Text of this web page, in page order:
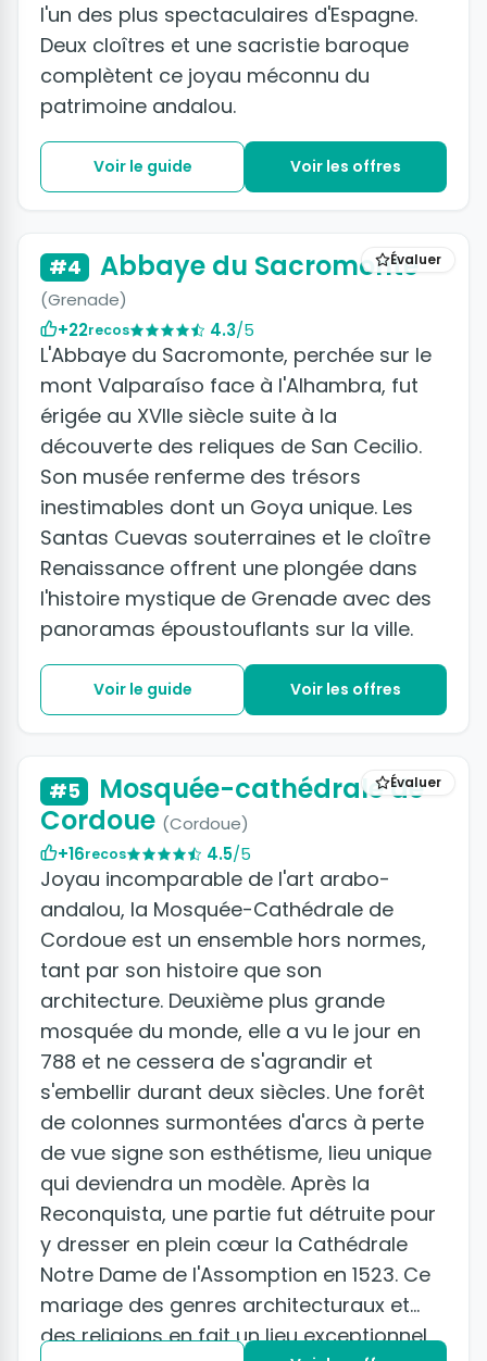
l'un des plus spectaculaires d'Espagne.
Deux cloîtres et une sacristie baroque
complètent ce joyau méconnu du
patrimoine andalou.
Voir le guide Voir les offres
Évaluer
#4 Abbaye du Sacromonte
(Grenade)
+22recos 4.3/5
L'Abbaye du Sacromonte, perchée sur le
mont Valparaíso face à l'Alhambra, fut
érigée au XVIIe siècle suite à la
découverte des reliques de San Cecilio.
Son musée renferme des trésors
inestimables dont un Goya unique. Les
Santas Cuevas souterraines et le cloître
Renaissance offrent une plongée dans
l'histoire mystique de Grenade avec des
panoramas époustouflants sur la ville.
Voir le guide Voir les offres
Évaluer
#5
Mosquée-cathédrale de
Cordoue (Cordoue)
+16recos 4.5/5
Joyau incomparable de l'art arabo-
andalou, la Mosquée-Cathédrale de
Cordoue est un ensemble hors normes,
tant par son histoire que son
architecture. Deuxième plus grande
mosquée du monde, elle a vu le jour en
788 et ne cessera de s'agrandir et
s'embellir durant deux siècles. Une forêt
de colonnes surmontées d'arcs à perte
de vue signe son esthétisme, lieu unique
qui deviendra un modèle. Après la
Reconquista, une partie fut détruite pour
y dresser en plein cœur la Cathédrale
Notre Dame de l'Assomption en 1523. Ce
mariage des genres architecturaux et
des religions en fait un lieu exceptionnel,